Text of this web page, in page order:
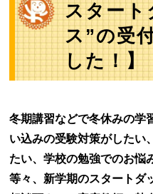
スタート
ス”の受
した！】
冬期講習などで冬休みの学
い込みの受験対策がしたい
たい、学校の勉強でのお悩
等々、新学期のスタートダ